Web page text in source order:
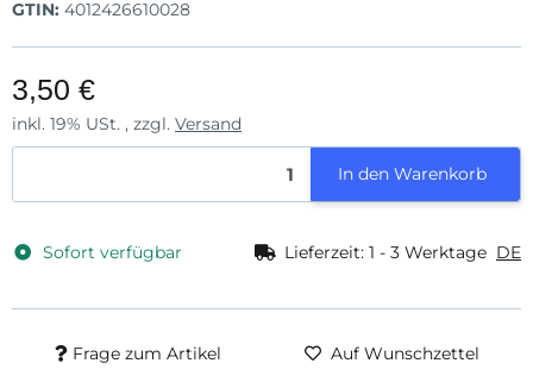
GTIN: 4012426610028
3,50 €
inkl. 19% USt. , zzgl. Versand
In den Warenkorb
Sofort verfügbar Lieferzeit: 1 - 3 Werktage DE
Frage zum Artikel Auf Wunschzettel